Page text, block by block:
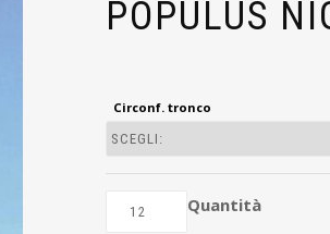
POPULUS
Circonf. tronco
Quantità